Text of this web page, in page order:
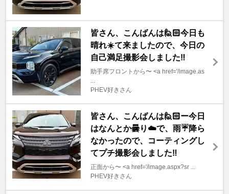
皆さん、こんばんは🙋🏻今日も
晴れ☀️て来ましたので、今日の
自己満足撮影会しました‼️
助手席フロントから〜 <a href='/image.as
...
PHEV好きさん
皆さん、こんばんは🙋🏻ー今日
はなんとか曇り☁️で、雨☔️降ら
なかったので、コーティングし
てプチ撮影会しました‼️
正面から〜 <a href='/image.aspx?sr ...
PHEV好きさん